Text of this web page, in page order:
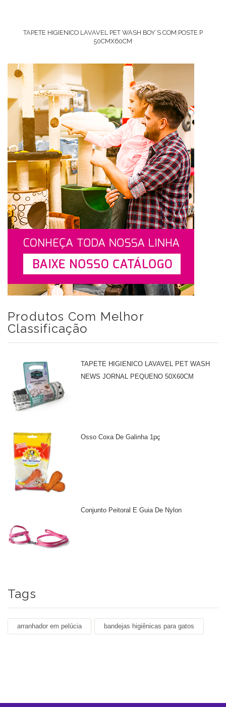
TAPETE HIGIENICO LAVAVEL PET WASH BOY´S COM POSTE P
50CMX60CM
Produtos Com Melhor
Classificação
TAPETE HIGIENICO LAVAVEL PET WASH
NEWS JORNAL PEQUENO 50X60CM
Osso Coxa De Galinha 1pç
Conjunto Peitoral E Guia De Nylon
Tags
arranhador em pelúcia bandejas higiênicas para gatos